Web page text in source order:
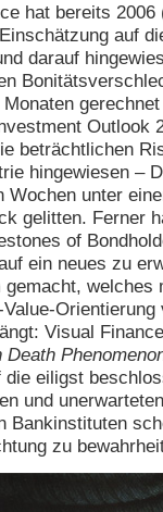
hat bereits 2006
auf
darauf
Outlook
beträchtlichen
hingewiesen –
Wochen unter
gelitten. Ferner
of
ein neues zu
gemacht, welches
Visual
Death
eiligst
und
Bankinstituten
zu